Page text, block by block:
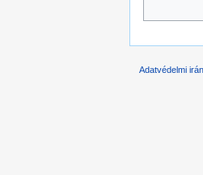
Adatvédelmi